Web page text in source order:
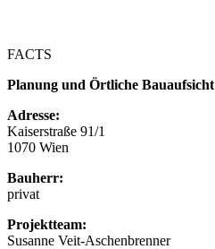
FACTS
Planung und Örtliche Bauaufsicht
Adresse:
Kaiserstraße 91/1
1070 Wien
Bauherr:
privat
Projektteam:
Susanne Veit-Aschenbrenner